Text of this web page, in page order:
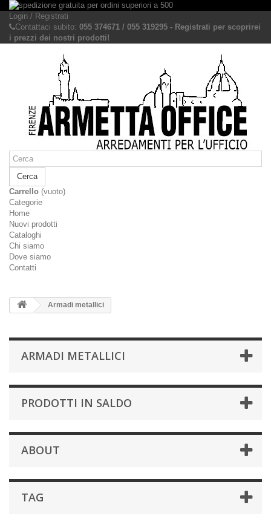
Login / Registrati
Contattaci subito: 055 374671 / 055 319295 - Registrati per scoprirei
i prezzi dei nostri prodotti!
Cerca
Carrello (vuoto)
Categorie
Home
Nuovi prodotti
Cataloghi
Chi siamo
Dove siamo
Contatti
Armadi metallici
ARMADI METALLICI
PRODOTTI IN SALDO
ABOUT
TAG